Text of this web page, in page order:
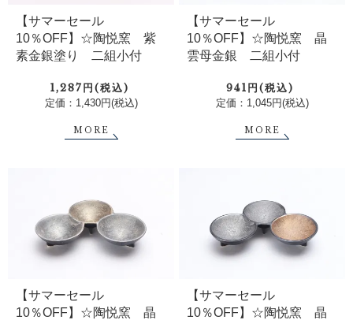
【サマーセール
10％OFF】☆陶悦窯 紫
素金銀塗り 二組小付
1,287円(税込)
定価：1,430円(税込)
MORE
【サマーセール
10％OFF】☆陶悦窯 晶
雲母金銀 二組小付
941円(税込)
定価：1,045円(税込)
MORE
【サマーセール
10％OFF】☆陶悦窯 晶
【サマーセール
10％OFF】☆陶悦窯 晶